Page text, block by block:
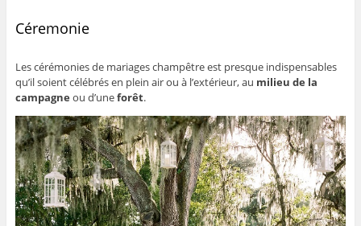
Céremonie
Les cérémonies de mariages champêtre est presque indispensables
qu’il soient célébrés en plein air ou à l’extérieur, au milieu de la
campagne ou d’uneforêt.